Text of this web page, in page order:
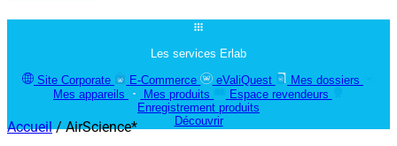
Les services Erlab
Site Corporate
E-Commerce eValiQuest
Mes dossiers
Mes appareils
Mes produits
Espace revendeurs
Enregistrement produits
Découvrir
Accueil/ AirScience*